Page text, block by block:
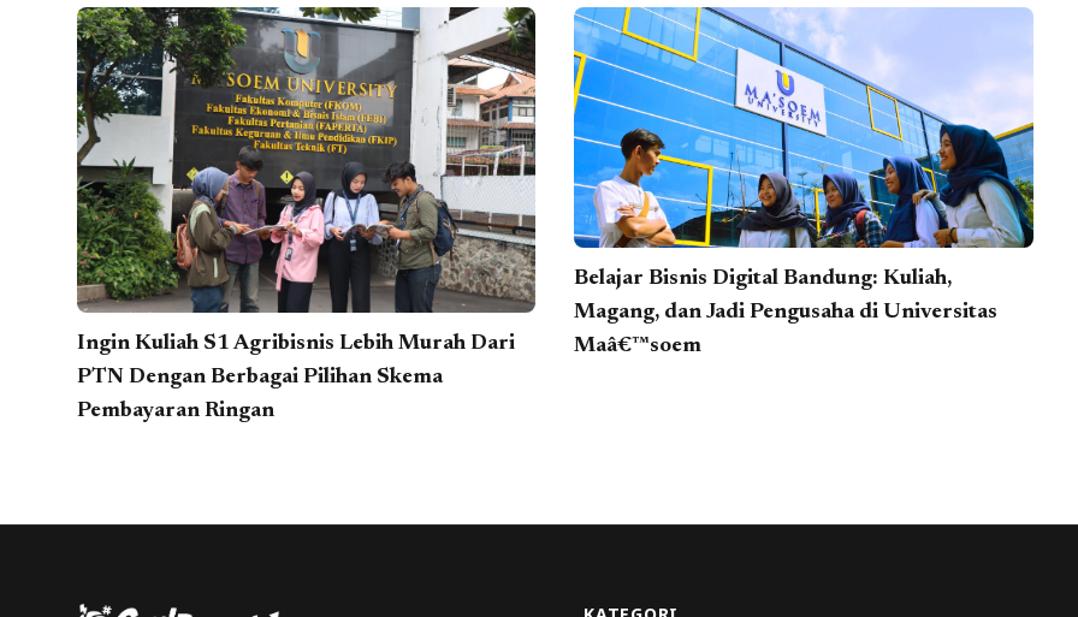
Ingin Kuliah S1 Agribisnis Lebih Murah Dari
PTN Dengan Berbagai Pilihan Skema
Pembayaran Ringan
Belajar Bisnis Digital Bandung: Kuliah,
Magang, dan Jadi Pengusaha di Universitas
Maâ€™soem